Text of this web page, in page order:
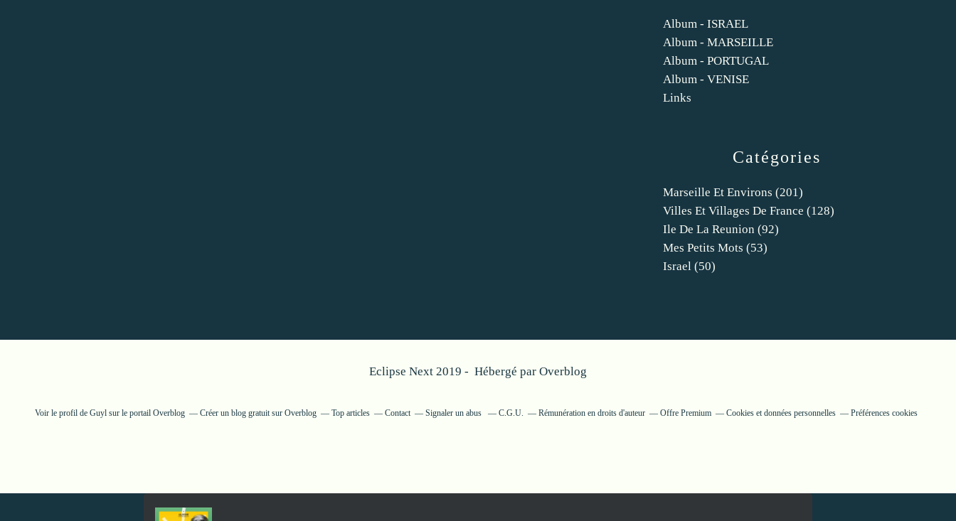
Catégories
Marseille Et Environs (201)
Villes Et Villages De France (128)
Ile De La Reunion (92)
Mes Petits Mots (53)
Israel (50)
Album - ISRAEL
Album - MARSEILLE
Album - PORTUGAL
Album - VENISE
Links
Eclipse Next 2019 - Hébergé par Overblog
Voir le profil de Guylsur le portail Overblog Créer un blog gratuit sur Overblog Top articles Contact Signaler un abus C.G.U. Rémunération en droits d'auteur Offre Premium Cookies et données personnelles Préférences cookies